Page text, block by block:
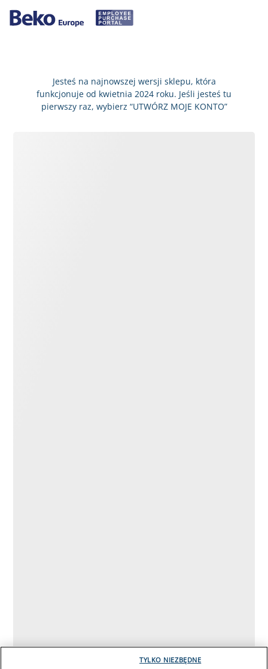
Jesteś na najnowszej wersji sklepu, która
funkcjonuje od kwietnia 2024 roku. Jeśli jesteś tu
pierwszy raz, wybierz “UTWÓRZ MOJE KONTO”
TYLKO NIEZBĘDNE